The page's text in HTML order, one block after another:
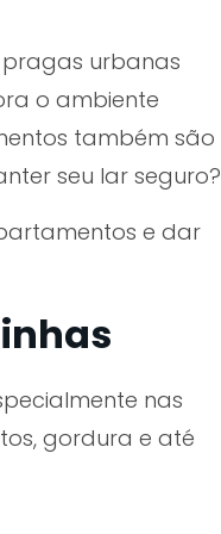
pragas urbanas
o ambiente
também são
seu lar seguro?
e dar
nas
gordura e até